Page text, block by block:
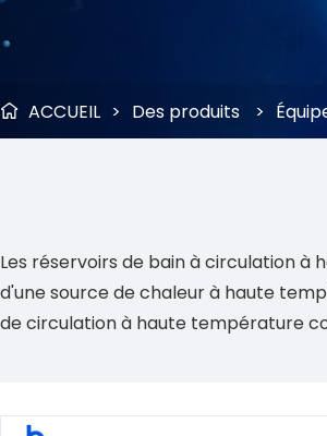
 ACCUEIL > Des produits >
Les réservoirs de bain à circulation
d'une source de chaleur à haute
de circulation à haute température